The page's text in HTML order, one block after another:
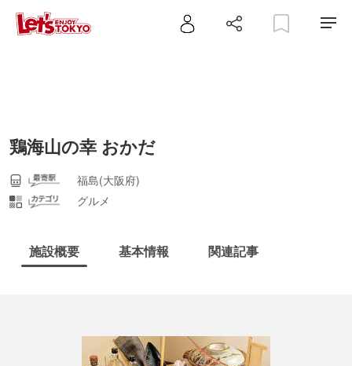
鶏海山の幸 おかだ
福島(大阪府)
グルメ
施設概要 基本情報 関連記事